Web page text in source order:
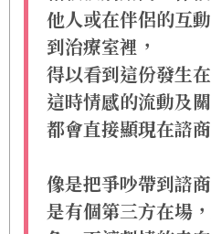
他人或在伴侶的互
到治療室裡，
得以看到這份發生
這時情感的流動及
都會直接顯現在諮
像是把爭吵帶到諮
是有個第三方在場